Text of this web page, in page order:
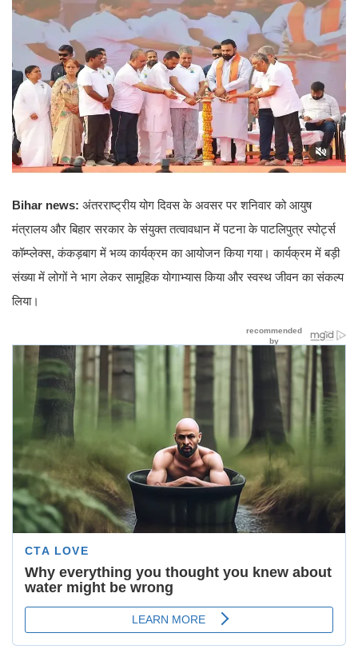
Bihar news: अंतरराष्ट्रीय योग दिवस के अवसर पर शनिवार को आयुष
मंत्रालय और बिहार सरकार के संयुक्त तत्वावधान में पटना के पाटलिपुत्र स्पोर्ट्स
कॉम्प्लेक्स, कंकड़बाग में भव्य कार्यक्रम का आयोजन किया गया। कार्यक्रम में बड़ी
संख्या में लोगों ने भाग लेकर सामूहिक योगाभ्यास किया और स्वस्थ जीवन का संकल्प
लिया।